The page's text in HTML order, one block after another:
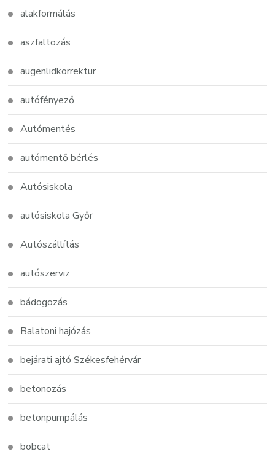
alakformálás
aszfaltozás
augenlidkorrektur
autófényező
Autómentés
autómentő bérlés
Autósiskola
autósiskola Győr
Autószállítás
autószerviz
bádogozás
Balatoni hajózás
bejárati ajtó Székesfehérvár
betonozás
betonpumpálás
bobcat